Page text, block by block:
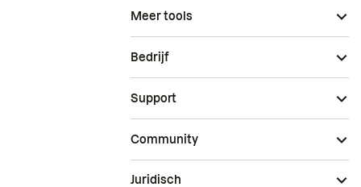
Meer tools
Bedrijf
Support
Community
Juridisch